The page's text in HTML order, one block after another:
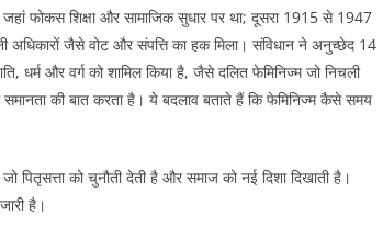
फोकस शिक्षा और सामाजिक सुधार पर था; दूसरा 1915 से 1947
जैसे वोट और संपत्ति का हक मिला। संविधान ने अनुच्छेद 14
धर्म और वर्ग को शामिल किया है, जैसे दलित फेमिनिज्म जो निचली
समानता की बात करता है। ये बदलाव बताते हैं कि फेमिनिज्म कैसे समय
पितृसत्ता को चुनौती देती है और समाज को नई दिशा दिखाती है।
है।​